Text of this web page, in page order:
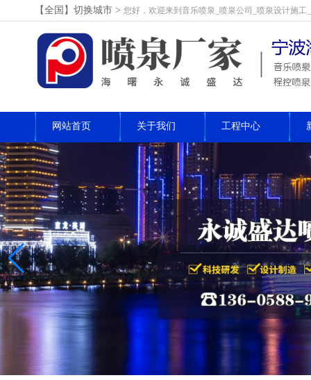
【全国】切换城市> 您好，欢迎来到音乐喷泉_喷泉公司_喷泉设计施
网站首页 关于我们 工程中心